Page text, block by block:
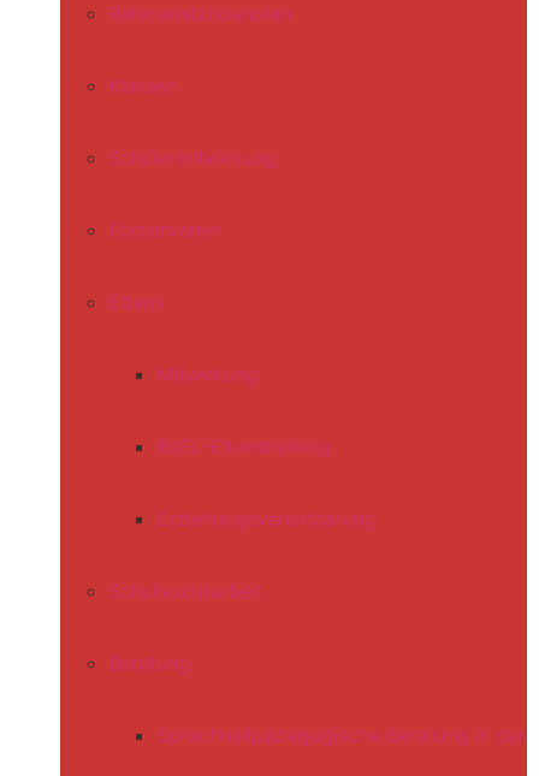
Rahmenstundenplan
Klassen
Schülermitwirkung
Förderverein
Eltern
Mitwirkung
ReEL-Elterntraining
Erziehungsvereinbarung
Schulsozialarbeit
Beratung
Sprachheilpädagogische Beratung in der